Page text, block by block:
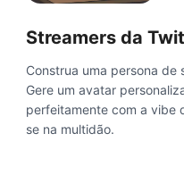
Streamers da
Construa uma persona de
Gere um avatar
perfeitamente com a vibe
se na multidão.